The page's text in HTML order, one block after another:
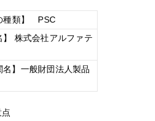
種類】 PSC
】 株式会社アルファテ
名】一般財団法人製品